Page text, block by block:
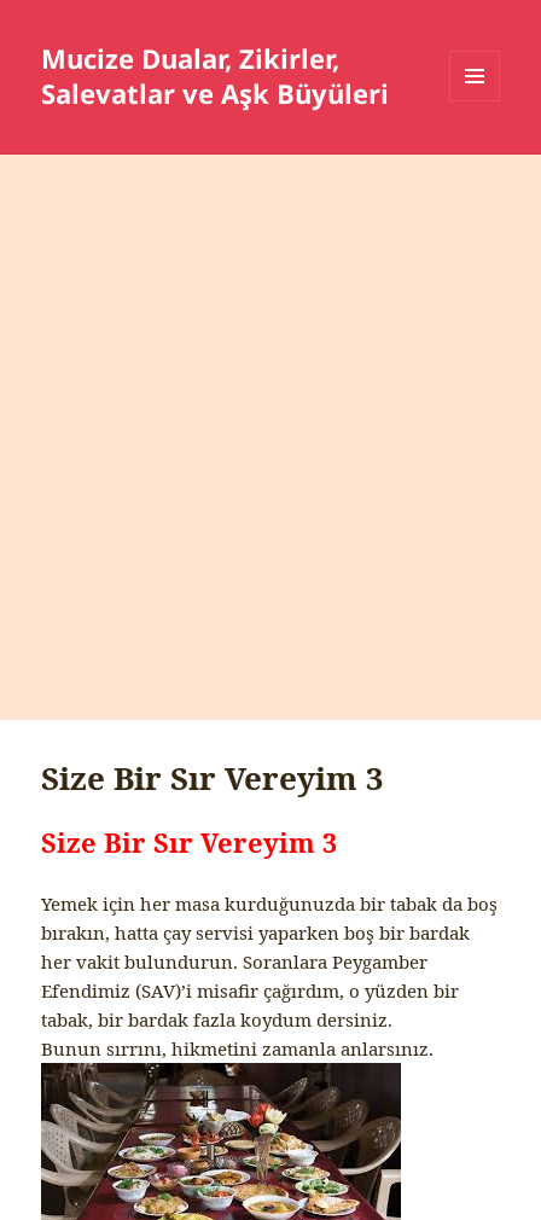
Mucize Dualar, Zikirler,
Salevatlar ve Aşk Büyüleri
BILEŞENLER
Size Bir Sır Vereyim 3
Size Bir Sır Vereyim 3
Yemek için her masa kurduğunuzda bir tabak da boş
bırakın, hatta çay servisi yaparken boş bir bardak
her vakit bulundurun. Soranlara Peygamber
Efendimiz (SAV)’i misafir çağırdım, o yüzden bir
tabak, bir bardak fazla koydum dersiniz.
Bunun sırrını, hikmetini zamanla anlarsınız.